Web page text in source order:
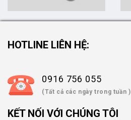
HOTLINE LIÊN HỆ:
0916 756 055
(Tất cả các ngày trong tuần )
KẾT NỐI VỚI CHÚNG TÔI